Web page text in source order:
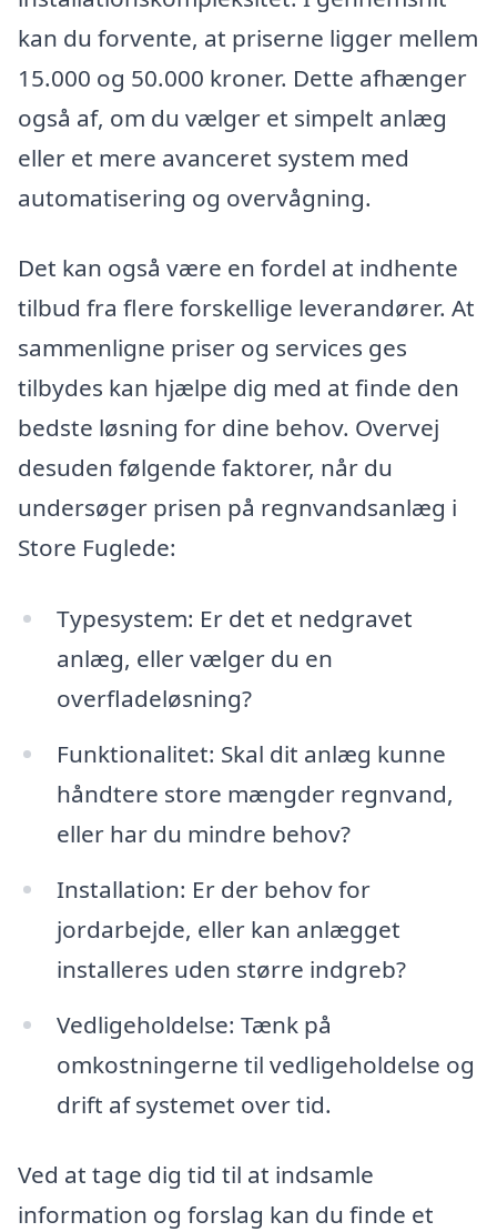
kan du forvente, at priserne ligger mellem
15.000 og 50.000 kroner. Dette afhænger
også af, om du vælger et simpelt anlæg
eller et mere avanceret system med
automatisering og overvågning.
Det kan også være en fordel at indhente
tilbud fra flere forskellige leverandører. At
sammenligne priser og services ges
tilbydes kan hjælpe dig med at finde den
bedste løsning for dine behov. Overvej
desuden følgende faktorer, når du
undersøger prisen på regnvandsanlæg i
Store Fuglede:
Typesystem: Er det et nedgravet
anlæg, eller vælger du en
overfladeløsning?
Funktionalitet: Skal dit anlæg kunne
håndtere store mængder regnvand,
eller har du mindre behov?
Installation: Er der behov for
jordarbejde, eller kan anlægget
installeres uden større indgreb?
Vedligeholdelse: Tænk på
omkostningerne til vedligeholdelse og
drift af systemet over tid.
Ved at tage dig tid til at indsamle
information og forslag kan du finde et